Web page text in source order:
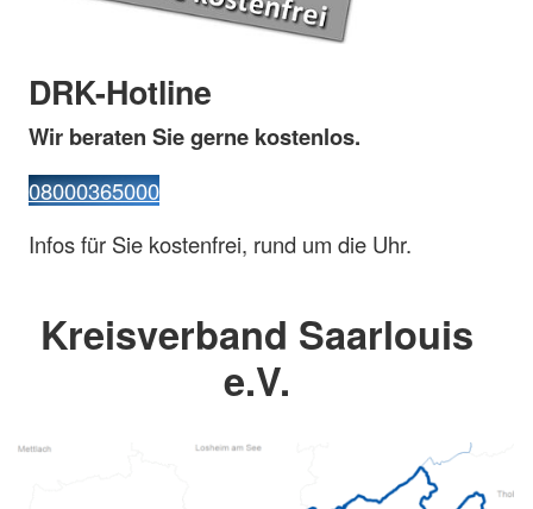
DRK-Hotline
Wir beraten Sie gerne kostenlos.
08000365000
Infos für Sie kostenfrei, rund um die Uhr.
Kreisverband Saarlouis
e.V.